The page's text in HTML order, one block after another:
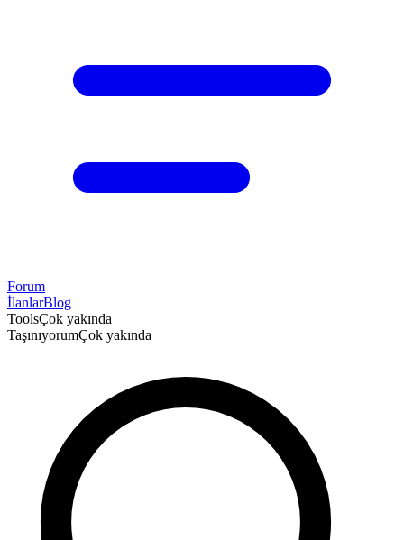
Forum
İlanlarBlog
ToolsÇok yakında
TaşınıyorumÇok yakında